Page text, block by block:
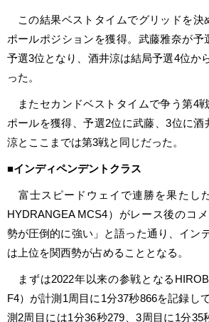
この結果ベストタイムでグリッドを決
ポールポジションを獲得。武藤雅奈が予
予選3位となり、酒井涼は結局予選4位か
った。
またセカンドベストタイムで争う第4
ポールを獲得、予選2位に武藤、3位に酒
涼とここまでは第3戦と同じだった。
■インディペンデントクラス
富士スピードウェイで連勝を果たし
HYDRANGEA MCS4）がレース後のコ
勢が圧倒的に強い」と語った通り、イン
は上位を関西勢が占めることとなる。
まずは2022年以来の参戦となる
F4）が計測1周目に1分37秒866を記録し
測2周目には1分36秒279、3周目に1分35